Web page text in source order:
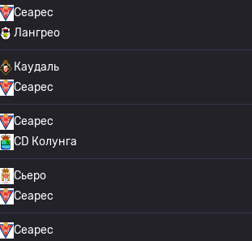
Сеарес
Лангрео
Каудаль
Сеарес
Сеарес
CD Колунга
Сьеро
Сеарес
Сеарес